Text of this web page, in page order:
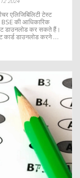
एलिजिबिलिटी टेस्ट
BSE की आधिकारिक
डाउनलोड कर सकते हैं।
कार्ड डाउनलोड करने के